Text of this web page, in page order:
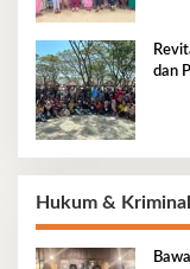
dan
Hukum & Kriminal